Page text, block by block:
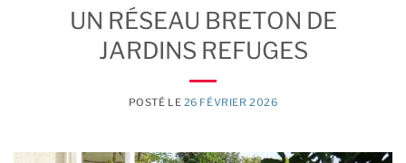
UN RÉSEAU BRETON DE
JARDINS REFUGES
POSTÉ LE 26 FÉVRIER 2026